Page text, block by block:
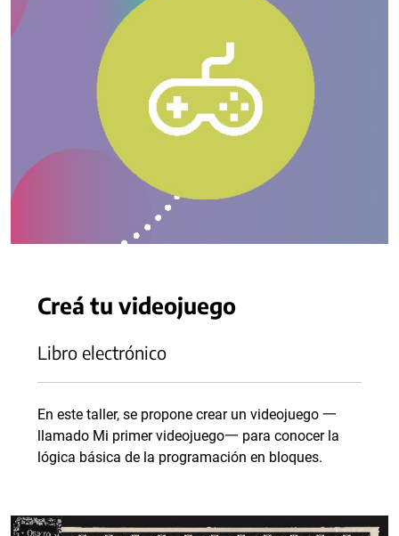
Creá tu videojuego
Libro electrónico
En este taller, se propone crear un videojuego 一
llamado Mi primer videojuego一 para conocer la
lógica básica de la programación en bloques.